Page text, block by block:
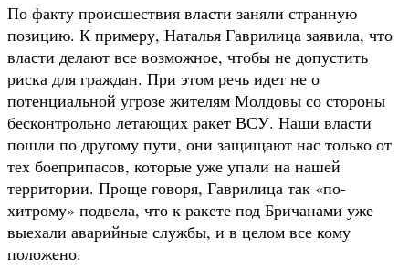
По факту происшествия власти заняли странную
позицию. К примеру, Наталья Гаврилица заявила, что
власти делают все возможное, чтобы не допустить
риска для граждан. При этом речь идет не о
потенциальной угрозе жителям Молдовы со стороны
бесконтрольно летающих ракет ВСУ. Наши власти
пошли по другому пути, они защищают нас только от
тех боеприпасов, которые уже упали на нашей
территории. Проще говоря, Гаврилица так «по-
хитрому» подвела, что к ракете под Бричанами уже
выехали аварийные службы, и в целом все кому
положено.